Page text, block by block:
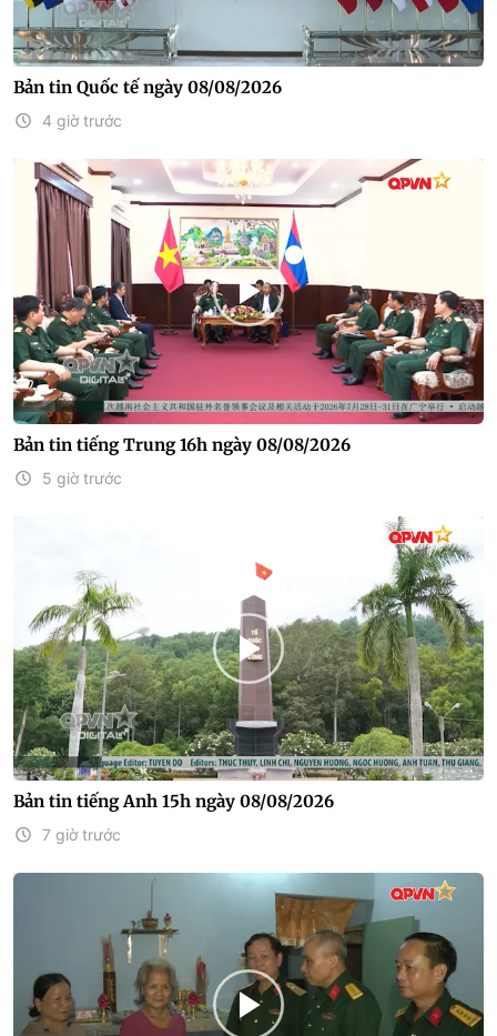
Bản tin Quốc tế ngày 08/08/2026
4 giờ trước
Bản tin tiếng Trung 16h ngày 08/08/2026
5 giờ trước
Bản tin tiếng Anh 15h ngày 08/08/2026
7 giờ trước